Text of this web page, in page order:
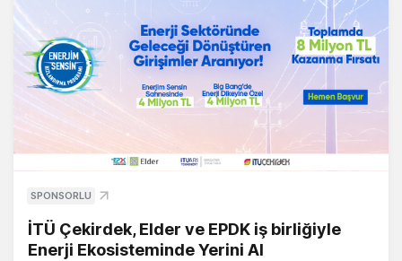
SPONSORLU
İTÜ Çekirdek, Elder ve EPDK iş birliğiyle
Enerji Ekosisteminde Yerini Al